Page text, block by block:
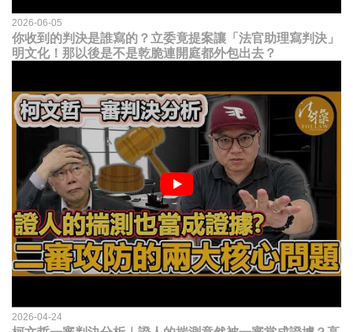
2026-06-05
你收到的判決是誰寫的？立委竟提案讓「法官助理寫判決」
明文化！那以後是不是乾脆連開庭都外包出去？
2026-04-24